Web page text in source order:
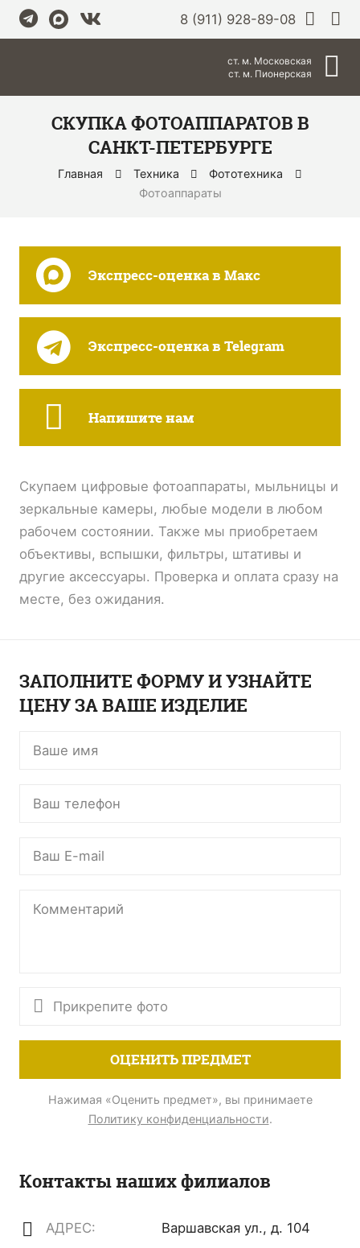
8 (911) 928-89-08
ст. м. Московская
ст. м. Пионерская
СКУПКА ФОТОАППАРАТОВ В
САНКТ-ПЕТЕРБУРГЕ
Главная Техника
Фототехника
Фотоаппараты
Скупаем цифровые фотоаппараты, мыльницы и
зеркальные камеры, любые модели в любом
рабочем состоянии. Также мы приобретаем
объективы, вспышки, фильтры, штативы и
другие аксессуары. Проверка и оплата сразу на
месте, без ожидания.
Экспресс-оценка в Макс
Экспресс-оценка в Telegram
Напишите нам
ЗАПОЛНИТЕ ФОРМУ И УЗНАЙТЕ
ЦЕНУ ЗА ВАШЕ ИЗДЕЛИЕ
Прикрепите фото
ОЦЕНИТЬ ПРЕДМЕТ
Нажимая «Оценить предмет», вы принимаете
Политику конфиденциальности.
Контакты наших филиалов
АДРЕС:
Варшавская ул., д. 104